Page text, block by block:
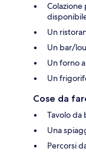
Colazione
Un
Un bar/
Un forno
Un
Cose da
Tavolo da
Una
Percorsi